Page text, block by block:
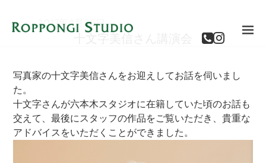
2017年4月26日
写真家の十文字美信さんをお迎えしてお話を伺いまし
た。
十文字さんが六本木スタジオに在籍していた頃のお話も
交えて、最後にスタッフの作品をご覧いただき、貴重な
アドバイスをいただくことができました。